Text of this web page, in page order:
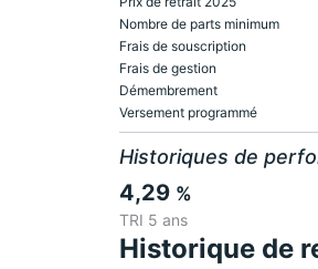
Nombre de parts minimum
Frais de souscription
Frais de gestion
Démembrement
Versement programmé
Historiques de
4,29 %
TRI 5 ans
Historique de